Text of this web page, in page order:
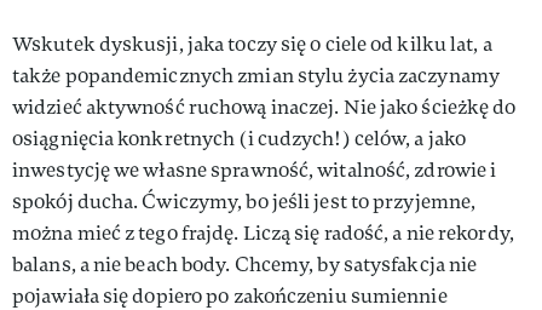
Wskutek dyskusji, jaka toczy się o ciele od kilku lat, a
także popandemicznych zmian stylu życia zaczynamy
widzieć aktywność ruchową inaczej. Nie jako ścieżkę do
osiągnięcia konkretnych (i cudzych!) celów, a jako
inwestycję we własne sprawność, witalność, zdrowie i
spokój ducha. Ćwiczymy, bo jeśli jest to przyjemne,
można mieć z tego frajdę. Liczą się radość, a nie rekordy,
balans, a nie beach body. Chcemy, by satysfakcja nie
pojawiała się dopiero po zakończeniu sumiennie